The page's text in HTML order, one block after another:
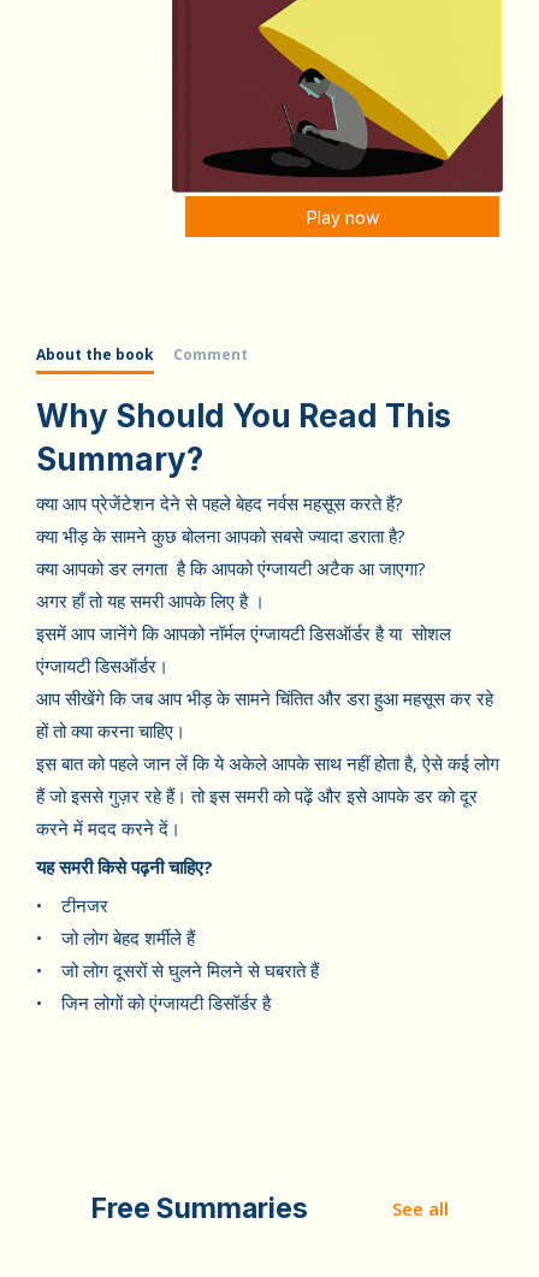
Play now
About the book Comment
Why Should You Read This
Summary?
क्या आप प्रेजेंटेशन देने से पहले बेहद नर्वस महसूस करते हैं?
क्या भीड़ के सामने कुछ बोलना आपको सबसे ज्यादा डराता है?
क्या आपको डर लगता है कि आपको एंग्जायटी अटैक आ जाएगा?
अगर हाँ तो यह समरी आपके लिए है ।
इसमें आप जानेंगे कि आपको नॉर्मल एंग्जायटी डिसऑर्डर है या सोशल
एंग्जायटी डिसऑर्डर।
आप सीखेंगे कि जब आप भीड़ के सामने चिंतित और डरा हुआ महसूस कर रहे
हों तो क्या करना चाहिए।
इस बात को पहले जान लें कि ये अकेले आपके साथ नहीं होता है, ऐसे कई लोग
हैं जो इससे गुज़र रहे हैं। तो इस समरी को पढ़ें और इसे आपके डर को दूर
करने में मदद करने दें।
यह समरी किसे पढ़नी चाहिए?
• टीनजर
• जो लोग बेहद शर्मीले हैं
• जो लोग दूसरों से घुलने मिलने से घबराते हैं
• जिन लोगों को एंग्जायटी डिसॉर्डर है
Free Summaries See all